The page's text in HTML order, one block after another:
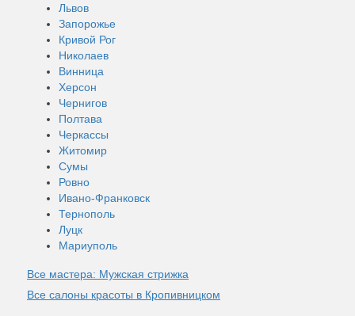
Львов
Запорожье
Кривой Рог
Николаев
Винница
Херсон
Чернигов
Полтава
Черкассы
Житомир
Сумы
Ровно
Ивано-Франковск
Тернополь
Луцк
Мариуполь
Все мастера: Мужская стрижка
Все салоны красоты в Кропивницком